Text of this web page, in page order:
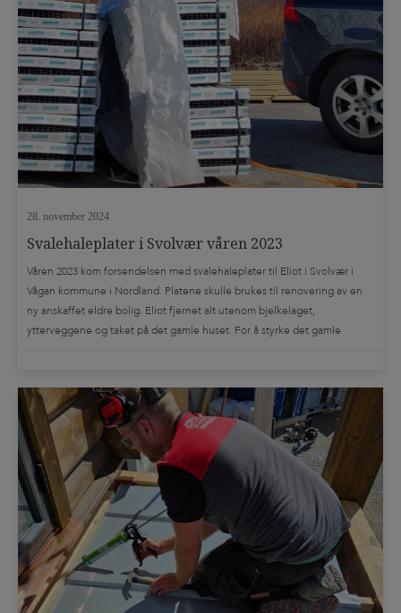
28. november 2024
Svalehaleplater i Svolvær våren 2023
Våren 2023 kom forsendelsen med svalehaleplater til Eliot i Svolvær i
Vågan kommune i Nordland. Platene skulle brukes til renovering av en
ny anskaffet eldre bolig. Eliot fjernet alt utenom bjelkelaget,
ytterveggene og taket på det gamle huset. For å styrke det gamle